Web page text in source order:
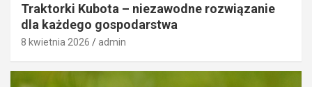
Traktorki Kubota – niezawodne rozwiązanie
dla każdego gospodarstwa
8 kwietnia 2026 admin